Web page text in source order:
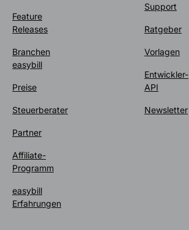
Feature
Releases
Branchen
easybill
Preise
Steuerberater
Partner
Affiliate-
Programm
easybill
Erfahrungen
Support
Ratgeber
Vorlagen
Entwickler-
API
Newsletter